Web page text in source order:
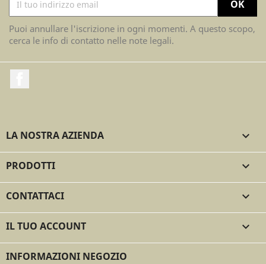
Puoi annullare l'iscrizione in ogni momenti. A questo scopo,
cerca le info di contatto nelle note legali.
LA NOSTRA AZIENDA 
PRODOTTI 
CONTATTACI 
IL TUO ACCOUNT 
INFORMAZIONI NEGOZIO